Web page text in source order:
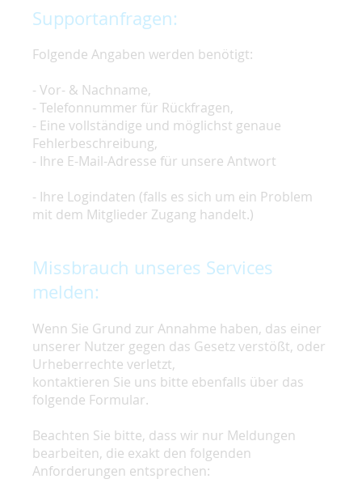
Supportanfragen:
Folgende Angaben werden benötigt:
- Vor- & Nachname,
- Telefonnummer für Rückfragen,
- Eine vollständige und möglichst genaue
Fehlerbeschreibung,
- Ihre E-Mail-Adresse für unsere Antwort
- Ihre Logindaten (falls es sich um ein Problem
mit dem Mitglieder Zugang handelt.)
Missbrauch unseres Services
melden:
Wenn Sie Grund zur Annahme haben, das einer
unserer Nutzer gegen das Gesetz verstößt, oder
Urheberrechte verletzt,
kontaktieren Sie uns bitte ebenfalls über das
folgende Formular.
Beachten Sie bitte, dass wir nur Meldungen
bearbeiten, die exakt den folgenden
Anforderungen entsprechen: